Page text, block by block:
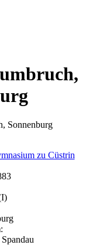
,
zu Cüstrin
Spandau